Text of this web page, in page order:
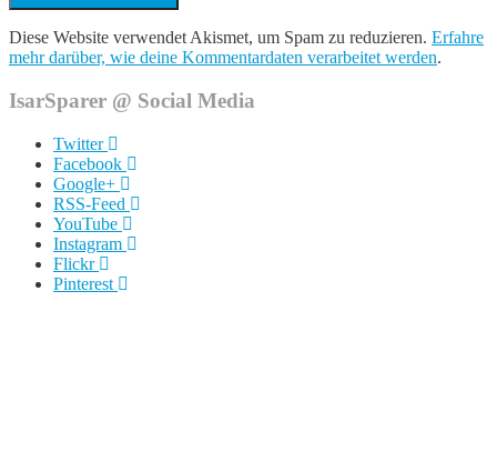
Diese Website verwendet Akismet, um Spam zu reduzieren. Erfahre
mehr darüber, wie deine Kommentardaten verarbeitet werden.
IsarSparer @ Social Media
Twitter
Facebook
Google+
RSS-Feed
YouTube
Instagram
Flickr
Pinterest